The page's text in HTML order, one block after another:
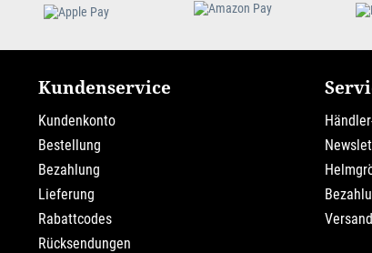
Kundenservice
Kundenkonto
Bestellung
Bezahlung
Lieferung
Rabattcodes
Rücksendungen